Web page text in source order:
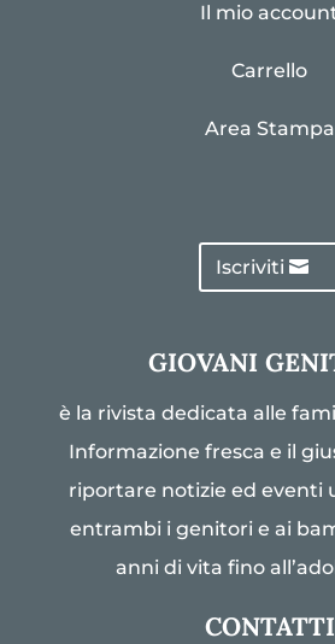
Il mio
Carrello
Area Stampa
Iscriviti
GIOVANI
è la rivista dedicata alle
Informazione fresca e il
riportare notizie ed eventi
entrambi i genitori e ai
anni di vita fino
CONTATTI